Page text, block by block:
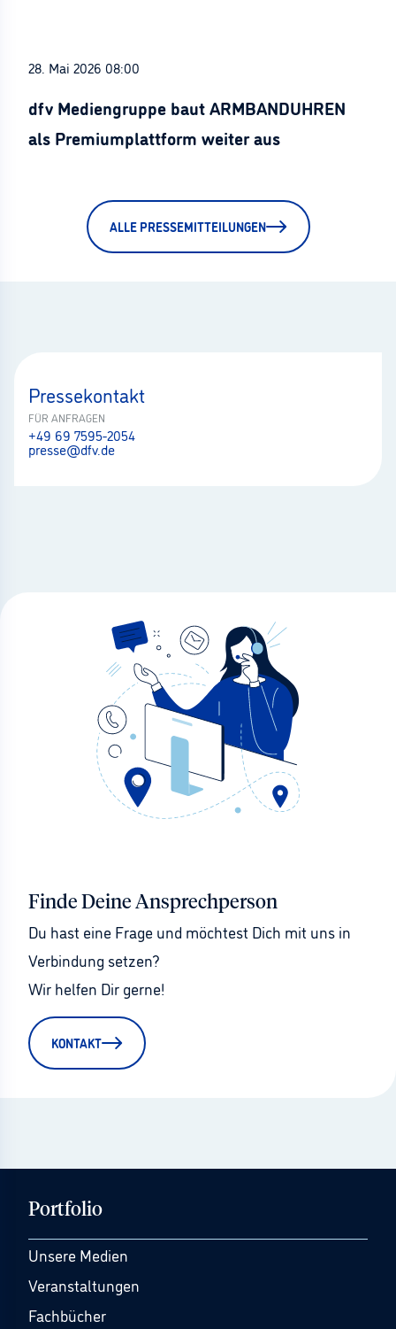
28. Mai 2026 08:00
dfv Mediengruppe baut ARMBANDUHREN
als Premiumplattform weiter aus
ALLE PRESSEMITTEILUNGEN
Pressekontakt
FÜR ANFRAGEN
+49 69 7595-2054
presse@dfv.de
Finde Deine Ansprechperson
Du hast eine Frage und möchtest Dich mit uns in
Verbindung setzen?
Wir helfen Dir gerne!
KONTAKT
Portfolio
Unsere Medien
Veranstaltungen
Fachbücher